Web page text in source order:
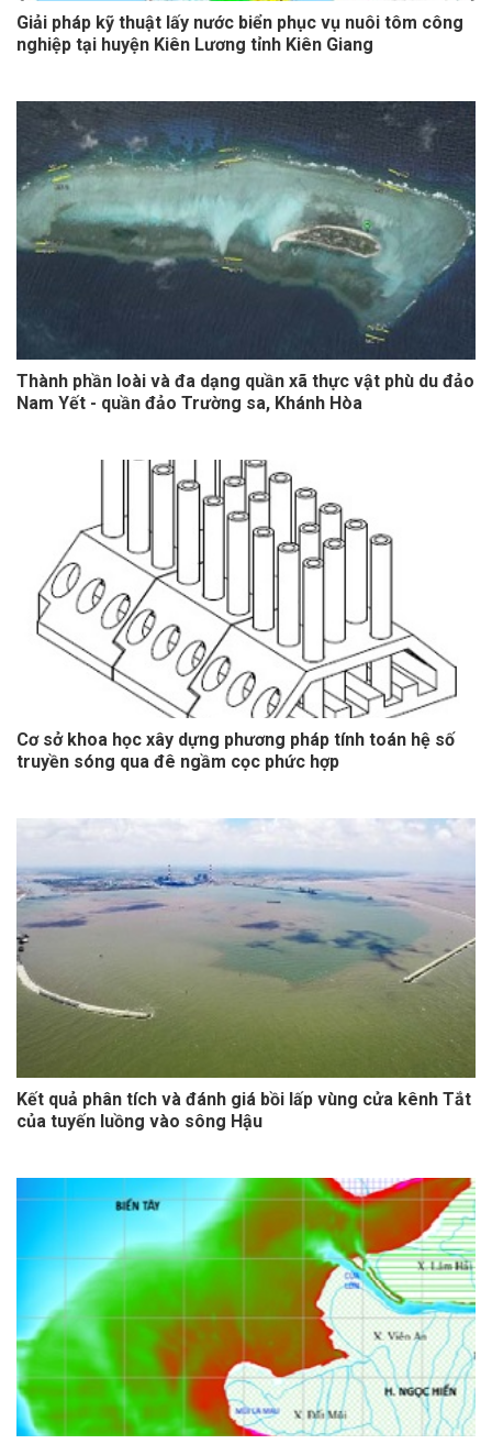
Giải pháp kỹ thuật lấy nước biển phục vụ nuôi tôm công
nghiệp tại huyện Kiên Lương tỉnh Kiên Giang
Thành phần loài và đa dạng quần xã thực vật phù du đảo
Nam Yết - quần đảo Trường sa, Khánh Hòa
Cơ sở khoa học xây dựng phương pháp tính toán hệ số
truyền sóng qua đê ngầm cọc phức hợp
Kết quả phân tích và đánh giá bồi lấp vùng cửa kênh Tắt
của tuyến luồng vào sông Hậu